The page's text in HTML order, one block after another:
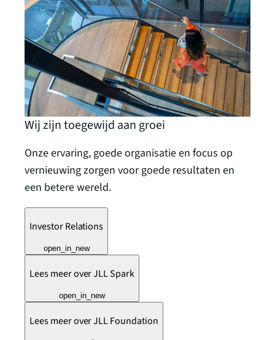
Wij zijn toegewijd aan groei
Onze ervaring, goede organisatie en focus op
vernieuwing zorgen voor goede resultaten en
een betere wereld.
Investor Relations
open_in_new
Lees meer over JLL Spark
open_in_new
Lees meer over JLL Foundation